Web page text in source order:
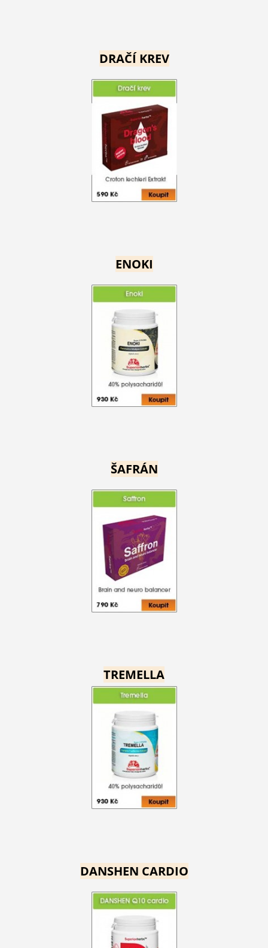
DRAČÍ KREV
ENOKI
ŠAFRÁN
TREMELLA
DANSHEN CARDIO